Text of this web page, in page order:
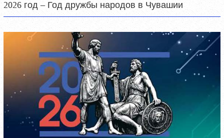
2026 год – Год дружбы народов в Чувашии